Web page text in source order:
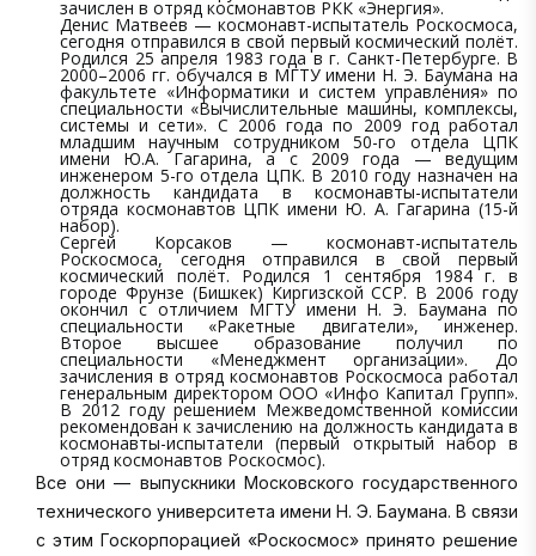
зачислен в отряд космонавтов РКК «Энергия».
Денис Матвеев — космонавт-испытатель Роскосмоса,
сегодня отправился в свой первый космический полёт.
Родился 25 апреля 1983 года в г. Санкт-Петербурге. В
2000–2006 гг. обучался в МГТУ имени Н. Э. Баумана на
факультете «Информатики и систем управления» по
специальности «Вычислительные машины, комплексы,
системы и сети». С 2006 года по 2009 год работал
младшим научным сотрудником 50-го отдела ЦПК
имени Ю.А. Гагарина, а с 2009 года — ведущим
инженером 5-го отдела ЦПК. В 2010 году назначен на
должность кандидата в космонавты-испытатели
отряда космонавтов ЦПК имени Ю. А. Гагарина (15-й
набор).
Сергей Корсаков — космонавт-испытатель
Роскосмоса, сегодня отправился в свой первый
космический полёт. Родился 1 сентября 1984 г. в
городе Фрунзе (Бишкек) Киргизской ССР. В 2006 году
окончил с отличием МГТУ имени Н. Э. Баумана по
специальности «Ракетные двигатели», инженер.
Второе высшее образование получил по
специальности «Менеджмент организации». До
зачисления в отряд космонавтов Роскосмоса работал
генеральным директором ООО «Инфо Капитал Групп».
В 2012 году решением Межведомственной комиссии
рекомендован к зачислению на должность кандидата в
космонавты-испытатели (первый открытый набор в
отряд космонавтов Роскосмос).
Все они — выпускники Московского государственного
технического университета имени Н. Э. Баумана. В связи
с этим Госкорпорацией «Роскосмос» принято решение